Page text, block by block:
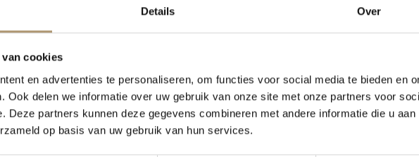
Details Over
cookies
en advertenties te personaliseren, om functies voor social media te bieden en
Ook delen we informatie over uw gebruik van onze site met onze partners voor
Deze partners kunnen deze gegevens combineren met andere informatie die u aan
op basis van uw gebruik van hun services.
en kersen.
en een mooie
potentieel om zich
da Perdiz. Het
waar Quinta da